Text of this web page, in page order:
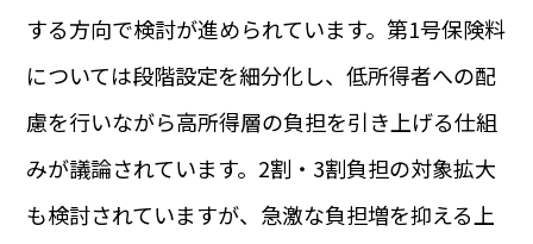
する方向で検討が進められています。第1号保険料
については段階設定を細分化し、低所得者への配
慮を行いながら高所得層の負担を引き上げる仕組
みが議論されています。2割・3割負担の対象拡大
も検討されていますが、急激な負担増を抑える上